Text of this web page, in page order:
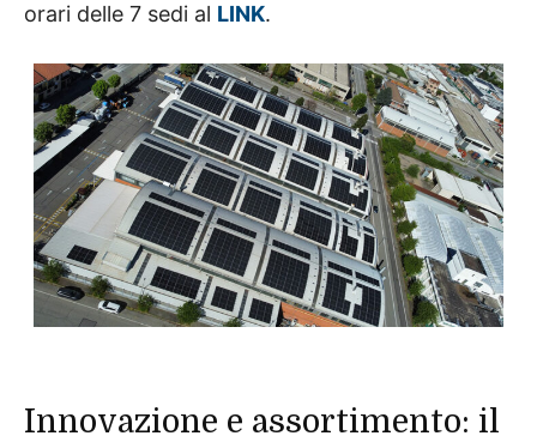
orari delle 7 sedi al LINK.
Innovazione e assortimento: il